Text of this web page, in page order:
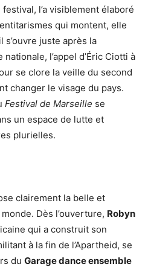
l’a visiblement élaboré
qui montent, elle
s’ouvre juste après la
l’appel d’Éric Ciotti à
se clore la veille du second
changer le visage du pays.
Festival de Marseille se
un espace de lutte et
plurielles.
clairement la belle et
Dès l’ouverture, Robyn
qui a construit son
à la fin de l’Apartheid, se
du Garage dance ensemble